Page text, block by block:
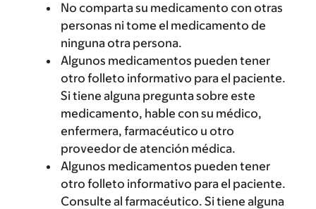
No comparta su medicamento con otras
personas ni tome el medicamento de
ninguna otra persona.
Algunos medicamentos pueden tener
otro folleto informativo para el paciente.
Si tiene alguna pregunta sobre este
medicamento, hable con su médico,
enfermera, farmacéutico u otro
proveedor de atención médica.
Algunos medicamentos pueden tener
otro folleto informativo para el paciente.
Consulte al farmacéutico. Si tiene alguna